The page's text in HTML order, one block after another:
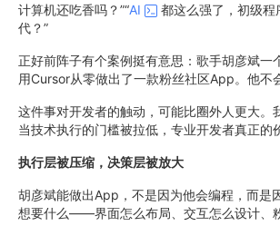
计算机还吃香吗？”“AI
都这么强了，初级程
代？”
正好前阵子有个案例挺有意思：歌手胡彦斌一
用Cursor从零做出了一款粉丝社区App。他不
这件事对开发者的触动，可能比圈外人更大。
当技术执行的门槛被拉低，专业开发者真正的
执行层被压缩，决策层被放大
胡彦斌能做出App，不是因为他会编程，而是
想要什么——界面怎么布局、交互怎么设计、